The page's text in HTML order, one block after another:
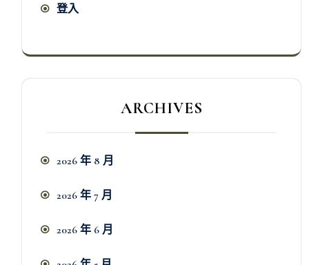
登入
ARCHIVES
2026 年 8 月
2026 年 7 月
2026 年 6 月